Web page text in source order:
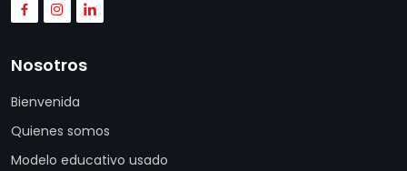
Nosotros
Bienvenida
Quienes somos
Modelo educativo usado